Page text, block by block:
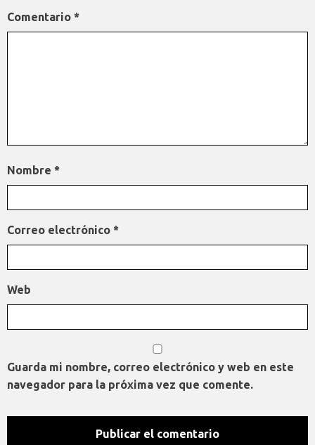
Comentario *
Nombre *
Correo electrónico *
Web
Guarda mi nombre, correo electrónico y web en este
navegador para la próxima vez que comente.